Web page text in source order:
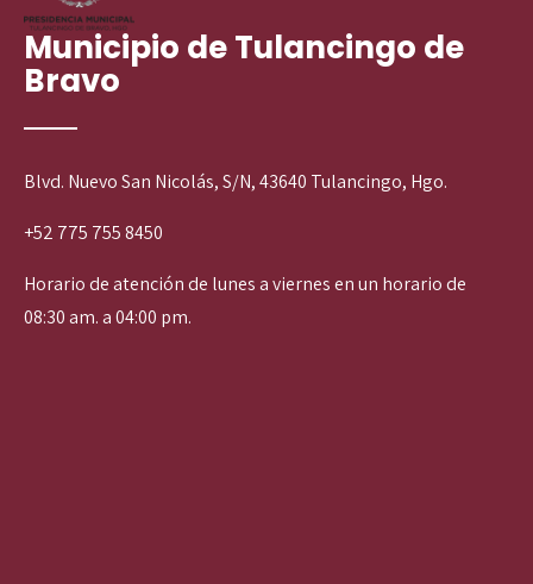
Municipio de Tulancingo de
Bravo
Blvd. Nuevo San Nicolás, S/N, 43640 Tulancingo, Hgo.
+52 775 755 8450
Horario de atención de lunes a viernes en un horario de
08:30 am. a 04:00 pm.